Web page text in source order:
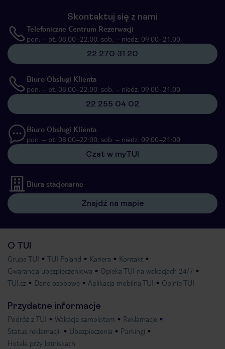
Skontaktuj się z nami
Telefoniczne Centrum Rezerwacji
pon. – pt. 08:00–22:00, sob. – niedz. 09:00–21:00
22 270 31 20
Biuro Obsługi Klienta
pon. – pt. 08:00–22:00, sob. – niedz. 09:00–21:00
22 255 04 02
Biuro Obsługi Klienta
pon. – pt. 08:00–22:00, sob. – niedz. 09:00–21:00
Czat w myTUI
Biura stacjonarne
Znajdź na mapie
O TUI
Grupa TUI TUI Poland Kariera
Kontakt
Gwarancja ubezpieczeniowa
Opieka TUI na wakacjach 24/7
TUI.cz
Dane osobowe Aplikacja mobilna TUI Opinie TUI
Przydatne informacje
Podróż z TUI Wakacje samolotem
Reklamacje
Status reklamacji
Ubezpieczenia
Parkingi
Hotele przy lotniskach